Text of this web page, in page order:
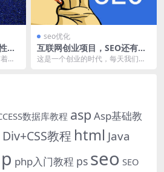
，
密
seo优化
互联网创业项目，SEO还有利
可图吗？
这是一个创业的时代，每天我们都
数据库教程 asp Asp基础教
Div+CSS教程 html Java
php入门教程 ps seo SEO